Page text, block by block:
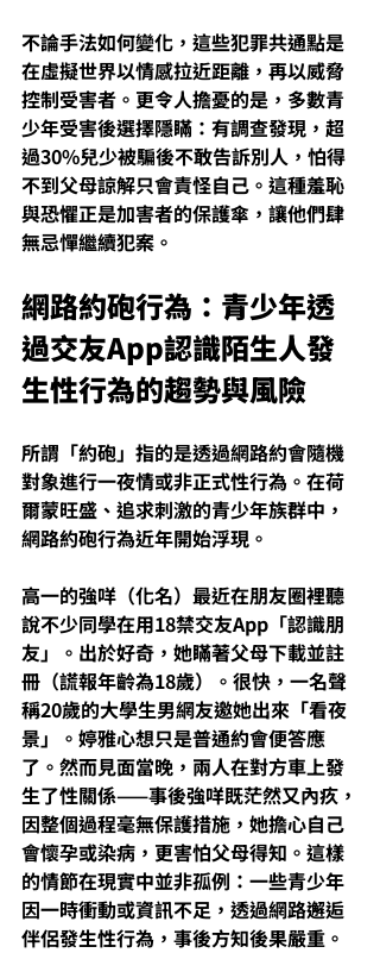
不論手法如何變化，這些犯罪共通點是
在虛擬世界以情感拉近距離 ，再以威脅
控制受害者 。更令人擔憂的是，多數青
少年受害後選擇隱瞞：有調查發現，超
過30%兒少被騙後不敢告訴別人 ，怕得
不到父母諒解只會責怪自己。這種羞恥
與恐懼正是加害者的保護傘，讓他們肆
無忌憚繼續犯案。
網路約砲行為：青少年透
過交友App認識陌生人發
生性行為的趨勢與風險
所謂「約砲」指的是透過網路約會隨機
對象進行一夜情或非正式性行為 。在荷
爾蒙旺盛、追求刺激的青少年族群中，
網路約砲行為近年開始浮現。
高一的強咩（化名）最近在朋友圈裡聽
說不少同學在用18禁交友App「認識朋
友」。出於好奇，她瞞著父母下載並註
冊（謊報年齡為18歲）。很快，一名聲
稱20歲的大學生男網友邀她出來「看夜
景」。婷雅心想只是普通約會便答應
了。然而見面當晚，兩人在對方車上發
生了性關係——事後強咩既茫然又內疚，
因整個過程毫無保護措施，她擔心自己
會懷孕或染病，更害怕父母得知。這樣
的情節在現實中並非孤例：一些青少年
因一時衝動或資訊不足，透過網路邂逅
伴侶發生性行為，事後方知後果嚴重。